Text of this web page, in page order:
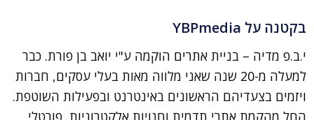
בקטנה על YBPmedia
י.ב.פ מדיה – בניית אתרים הוקמה ע"י יואב בן פורת. כבר
למעלה מ-20 שנה שאני מלווה מאות בעלי עסקים, חברות
ויזמים בצעדיהם הראשונים באינטרנט ובפעילות השוטפת.